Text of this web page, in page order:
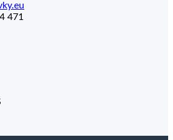
471